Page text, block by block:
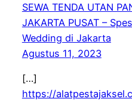
SEWA TENDA UTAN
JAKARTA PUSAT –
Wedding di Jakarta
Agustus 11, 2023
[…]
https://